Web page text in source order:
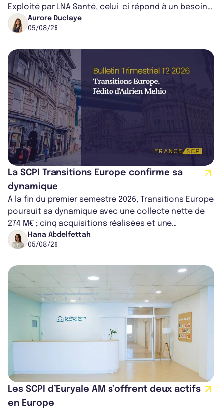
Exploité par LNA Santé, celui-ci répond à un besoin
médical croissant, qui s...
Aurore Duclaye
05/08/26
La SCPI Transitions Europe confirme sa
dynamique
À la fin du premier semestre 2026, Transitions Europe
poursuit sa dynamique avec une collecte nette de
274 M€ ; cinq acquisitions réalisées et une
capitalisation portée à 1,38 Md€....
Hana Abdelfettah
05/08/26
Les SCPI d’Euryale AM s’offrent deux actifs
en Europe